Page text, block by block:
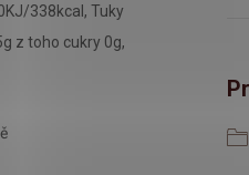
338kcal, Tuky
z toho cukry 0g,